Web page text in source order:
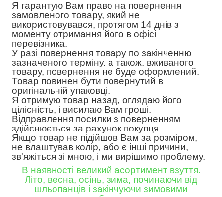
Я гарантую Вам право на повернення
замовленого товару, який не
використовувався, протягом 14 днів з
моменту отримання його в офісі
перевізника.
У разі повернення товару по закінченню
зазначеного терміну, а також, вживаного
товару, повернення не буде оформлений.
Товар повинен бути повернутий в
оригінальній упаковці.
Я отримую товар назад, оглядаю його
цілісність, і висилаю Вам гроші.
Відправлення посилки з поверненням
здійснюється за рахунок покупця.
Якщо товар не підійшов Вам за розміром,
не влаштував колір, або є інші причини,
зв'яжіться зі мною, і ми вирішимо проблему.
В наявності великий асортимент взуття.
Літо, весна, осінь, зима, починаючи від
шльопанців і закінчуючи зимовими